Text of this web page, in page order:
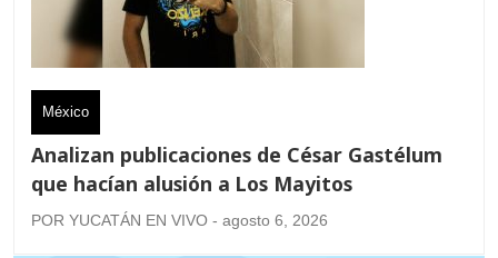
México
Analizan publicaciones de César Gastélum
que hacían alusión a Los Mayitos
POR YUCATÁN EN VIVO - agosto 6, 2026